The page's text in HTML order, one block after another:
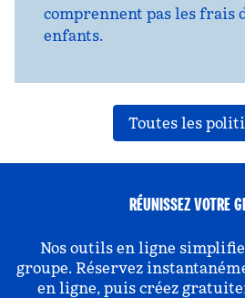
comprennent pas les frais
enfants.
Toutes les
RÉUNISSEZ VOTRE
Nos outils en ligne
groupe. Réservez
en ligne, puis créez